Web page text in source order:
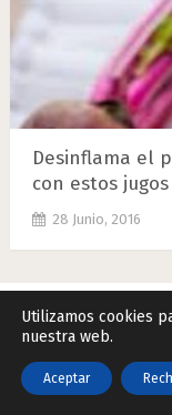
Desinflama el
con estos
28 Junio, 2016
Remedios
Contactar| Datos
Utilizamos cookies
nuestra web.
Aceptar